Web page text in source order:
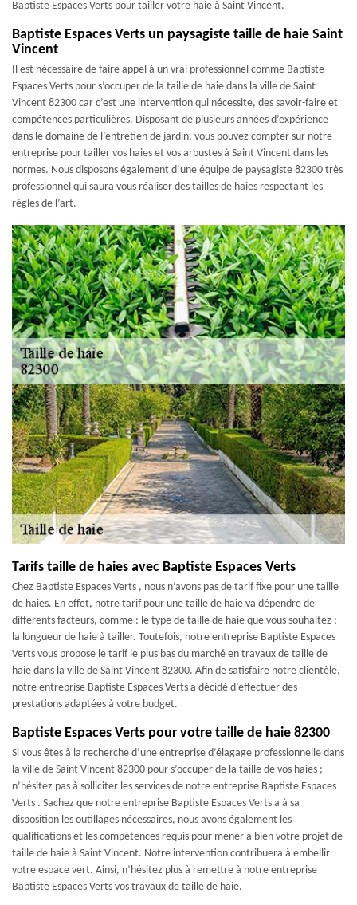
Baptiste Espaces Verts pour tailler votre haie à Saint Vincent.
Baptiste Espaces Verts un paysagiste taille de haie Saint
Vincent
Il est nécessaire de faire appel à un vrai professionnel comme Baptiste
Espaces Verts pour s’occuper de la taille de haie dans la ville de Saint
Vincent 82300 car c’est une intervention qui nécessite, des savoir-faire et
compétences particulières. Disposant de plusieurs années d’expérience
dans le domaine de l’entretien de jardin, vous pouvez compter sur notre
entreprise pour tailler vos haies et vos arbustes à Saint Vincent dans les
normes. Nous disposons également d’une équipe de paysagiste 82300 très
professionnel qui saura vous réaliser des tailles de haies respectant les
règles de l’art.
Tarifs taille de haies avec Baptiste Espaces Verts
Chez Baptiste Espaces Verts , nous n’avons pas de tarif fixe pour une taille
de haies. En effet, notre tarif pour une taille de haie va dépendre de
différents facteurs, comme : le type de taille de haie que vous souhaitez ;
la longueur de haie à tailler. Toutefois, notre entreprise Baptiste Espaces
Verts vous propose le tarif le plus bas du marché en travaux de taille de
haie dans la ville de Saint Vincent 82300. Afin de satisfaire notre clientèle,
notre entreprise Baptiste Espaces Verts a décidé d’effectuer des
prestations adaptées à votre budget.
Baptiste Espaces Verts pour votre taille de haie 82300
Si vous êtes à la recherche d’une entreprise d’élagage professionnelle dans
la ville de Saint Vincent 82300 pour s’occuper de la taille de vos haies ;
n’hésitez pas à solliciter les services de notre entreprise Baptiste Espaces
Verts . Sachez que notre entreprise Baptiste Espaces Verts a à sa
disposition les outillages nécessaires, nous avons également les
qualifications et les compétences requis pour mener à bien votre projet de
taille de haie à Saint Vincent. Notre intervention contribuera à embellir
votre espace vert. Ainsi, n’hésitez plus à remettre à notre entreprise
Baptiste Espaces Verts vos travaux de taille de haie.